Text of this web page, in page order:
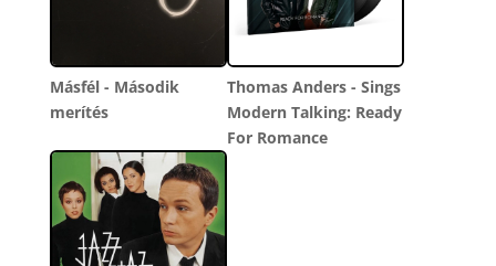
Másfél - Második
merítés
Thomas Anders - Sings
Modern Talking: Ready
For Romance